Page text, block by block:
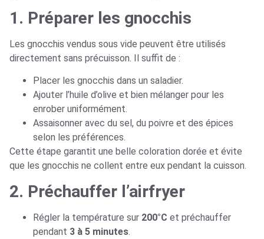
1. Préparer les gnocchis
Les gnocchis vendus sous vide peuvent être utilisés
directement sans précuisson. Il suffit de :
Placer les gnocchis dans un saladier.
Ajouter l’huile d’olive et bien mélanger pour les
enrober uniformément.
Assaisonner avec du sel, du poivre et des épices
selon les préférences.
Cette étape garantit une belle coloration dorée et évite
que les gnocchis ne collent entre eux pendant la cuisson.
2. Préchauffer l’airfryer
Régler la température sur 200°C et préchauffer
pendant 3 à 5 minutes.